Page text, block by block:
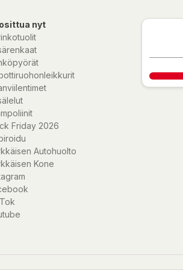
nyt
Friday 2026
Autohuolto
Kone